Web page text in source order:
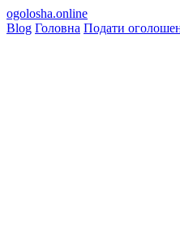
ogolosha.online
Blog Головна Подати